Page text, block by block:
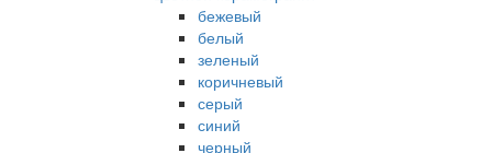
бежевый
белый
зеленый
коричневый
серый
синий
черный